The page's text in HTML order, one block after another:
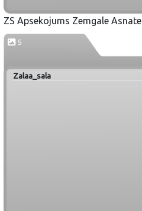
ZS Apsekojums Zemgale Asnate
5
Zalaa_sala